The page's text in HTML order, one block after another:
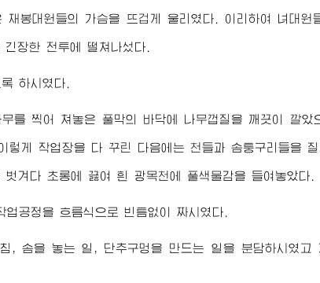
재봉대원들의 가슴을 뜨겁게 울리였다. 이리하여 녀대원
장한 전투에 떨쳐나섰다.
하시였다.
를 찍어 쳐놓은 풀막의 바닥에 나무껍질을 깨끗이 깔았
게 작업장을 다 꾸린 다음에는 천들과 솜퉁구리들을
겨다 초롱에 끓여 흰 광목천에 풀색물감을 들여놓았다.
공정을 흐름식으로 빈틈없이 짜시였다.
, 솜을 놓는 일, 단추구멍을 만드는 일을 분담하시였고